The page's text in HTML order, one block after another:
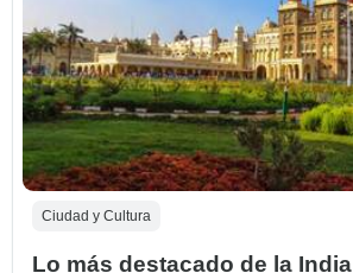
Ciudad y Cultura
Lo más destacado de la India